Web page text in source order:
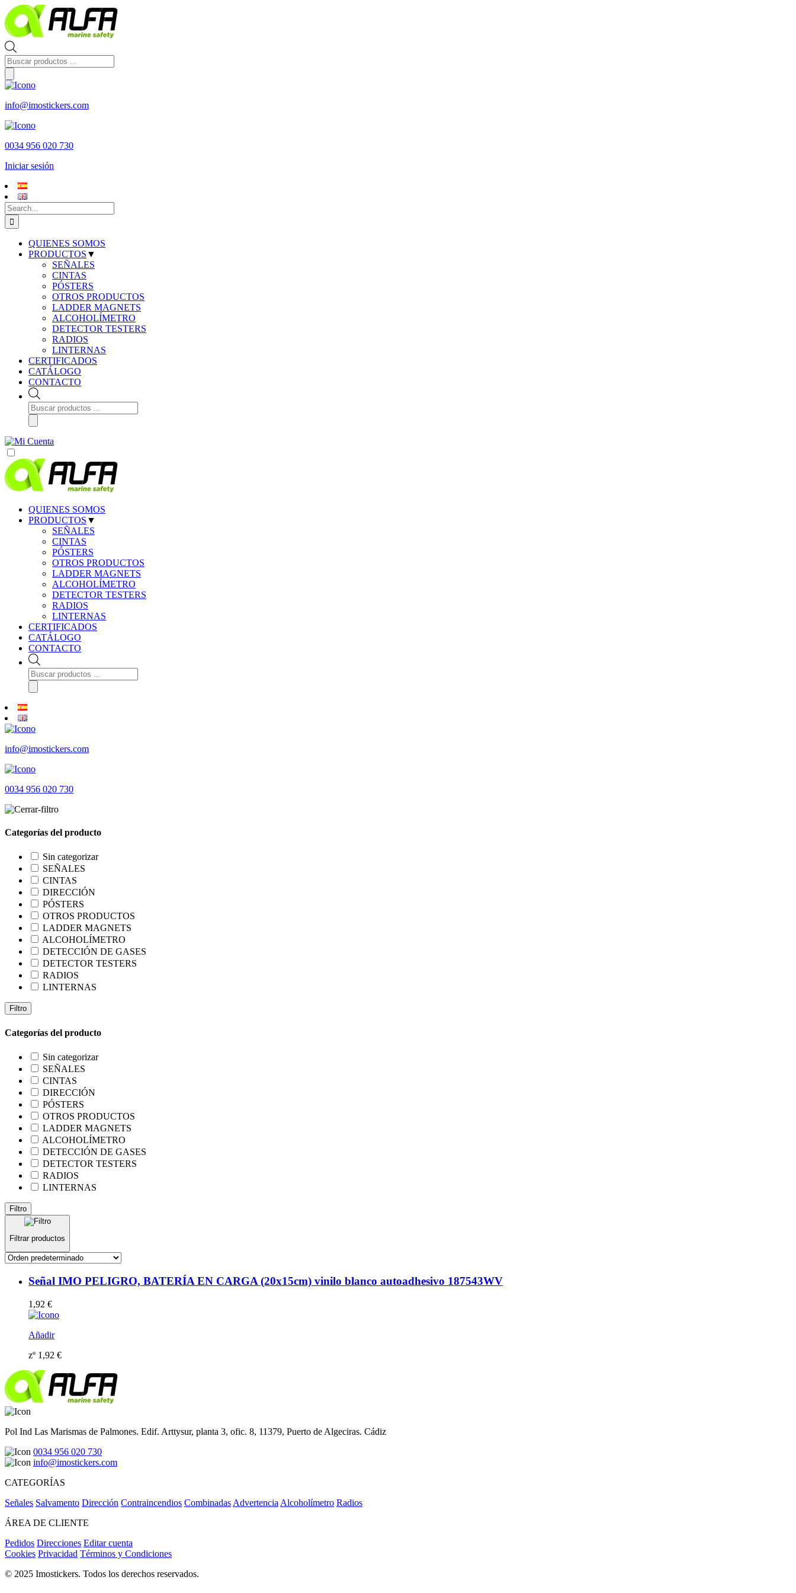
Skip
to
content
Búsqueda
de
productos
info@imostickers.com
0034 956 020 730
Iniciar sesión
Search
for:
QUIENES SOMOS
PRODUCTOS ▼
SEÑALES
CINTAS
PÓSTERS
OTROS PRODUCTOS
LADDER MAGNETS
ALCOHOLÍMETRO
DETECTOR TESTERS
RADIOS
LINTERNAS
CERTIFICADOS
CATÁLOGO
CONTACTO
Búsqueda
de
productos
QUIENES SOMOS
PRODUCTOS ▼
SEÑALES
CINTAS
PÓSTERS
OTROS PRODUCTOS
LADDER MAGNETS
ALCOHOLÍMETRO
DETECTOR TESTERS
RADIOS
LINTERNAS
CERTIFICADOS
CATÁLOGO
CONTACTO
Búsqueda
de
productos
info@imostickers.com
0034 956 020 730
Categorías del producto
Sin categorizar
SEÑALES
CINTAS
DIRECCIÓN
PÓSTERS
OTROS PRODUCTOS
LADDER MAGNETS
ALCOHOLÍMETRO
DETECCIÓN DE GASES
DETECTOR TESTERS
RADIOS
LINTERNAS
Filtro
Categorías del producto
Sin categorizar
SEÑALES
CINTAS
DIRECCIÓN
PÓSTERS
OTROS PRODUCTOS
LADDER MAGNETS
ALCOHOLÍMETRO
DETECCIÓN DE GASES
DETECTOR TESTERS
RADIOS
LINTERNAS
Filtro
Filtrar productos
Señal IMO PELIGRO, BATERÍA EN CARGA (20x15cm) vinilo blanco autoadhesivo 187543WV
1,92 €
Añadir
zº 1,92 €
Pol Ind Las Marismas de Palmones. Edif. Arttysur, planta 3, ofic. 8, 11379, Puerto de Algeciras. Cádiz
0034 956 020 730
info@imostickers.com
CATEGORÍAS
Señales Salvamento Dirección Contraincendios Combinadas Advertencia Alcoholímetro Radios
ÁREA DE CLIENTE
Pedidos Direcciones Editar cuenta
Cookies Privacidad Términos y Condiciones
© 2025 Imostickers. Todos los derechos reservados.